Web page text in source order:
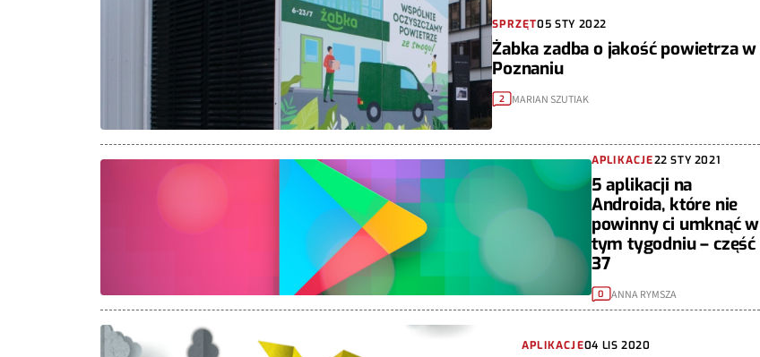
SPRZĘT05 STY 2022
Żabka zadba o jakość powietrza w
Poznaniu
2 MARIAN SZUTIAK
APLIKACJE22 STY 2021
5 aplikacji na
Androida, które nie
powinny ci umknąć w
tym tygodniu – część
37
0 ANNA RYMSZA
APLIKACJE04 LIS 2020